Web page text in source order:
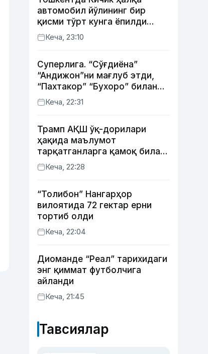
автомобил йўлининг бир
қисми тўрт кунга ёпилди
(харита)
Кеча, 23:10
Суперлига. “Сўғдиёна”
“Андижон”ни мағлуб этди,
“Пахтакор” “Бухоро” билан
жанговар дуранг қайд этди
Кеча, 22:31
Трамп АҚШ ўқ-дорилари
ҳақида маълумот
тарқатганларга қамоқ билан
таҳдид қилди
Кеча, 22:28
“Толибон” Нангарҳор
вилоятида 72 гектар ерни
тортиб олди
Кеча, 22:04
Диоманде “Реал” тарихидаги
энг қиммат футболчига
айланди
Кеча, 21:45
Тавсиялар